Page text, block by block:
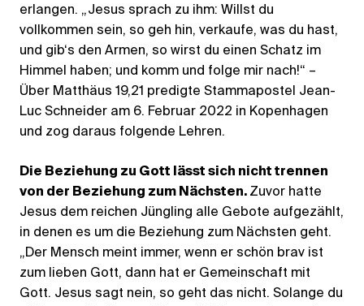
erlangen. „Jesus sprach zu ihm: Willst du
vollkommen sein, so geh hin, verkaufe, was du hast,
und gib‘s den Armen, so wirst du einen Schatz im
Himmel haben; und komm und folge mir nach!“ –
Über Matthäus 19,21 predigte Stammapostel Jean-
Luc Schneider am 6. Februar 2022 in Kopenhagen
und zog daraus folgende Lehren.
Die Beziehung zu Gott lässt sich nicht trennen
von der Beziehung zum Nächsten. Zuvor hatte
Jesus dem reichen Jüngling alle Gebote aufgezählt,
in denen es um die Beziehung zum Nächsten geht.
„Der Mensch meint immer, wenn er schön brav ist
zum lieben Gott, dann hat er Gemeinschaft mit
Gott. Jesus sagt nein, so geht das nicht. Solange du